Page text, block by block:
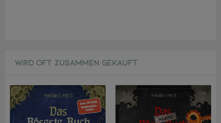
WIRD OFT ZUSAMMEN GEKAUFT